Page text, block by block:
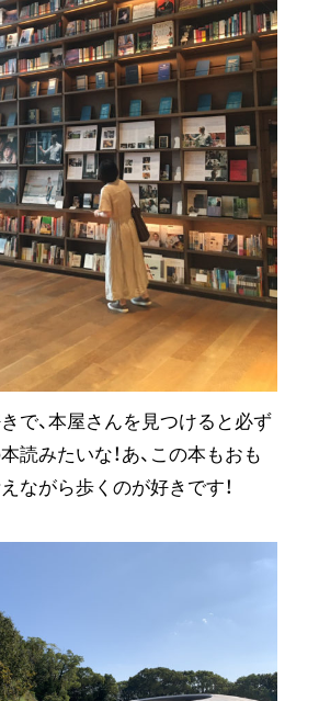
で、本屋さんを見つけると必ず
本読みたいな！あ、この本もおも
えながら歩くのが好きです！